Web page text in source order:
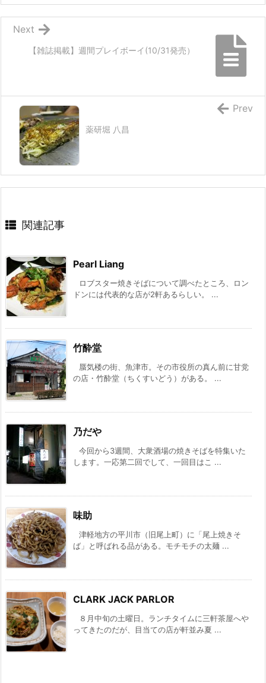
【雑誌掲載】週間プレイボーイ(10/31発売）
Next
薬研堀 八昌
Prev
関連記事
Pearl Liang
ロブスター焼きそばについて調べたところ、ロン
ドンには代表的な店が2軒あるらしい。 ...
竹酔堂
蜃気楼の街、魚津市。その市役所の真ん前に甘党
の店・竹酔堂（ちくすいどう）がある。 ...
乃だや
今回から3週間、大衆酒場の焼きそばを特集いた
します。一応第二回でして、一回目はこ ...
味助
津軽地方の平川市（旧尾上町）に「尾上焼きそ
ば」と呼ばれる品がある。モチモチの太麺 ...
CLARK JACK PARLOR
８月中旬の土曜日。ランチタイムに三軒茶屋へや
ってきたのだが、目当ての店が軒並み夏 ...